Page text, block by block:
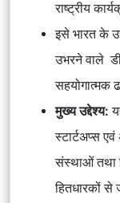
राष्ट्रीय
इसे भारत के
उभरने वाले
सहयोगात्मक
मुख्य उद्देश्य:
स्टार्टअप्स
संस्थाओं तथा
हितधारकों